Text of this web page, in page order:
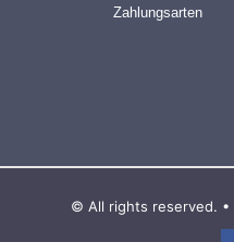
Zahlungsarten
© All rights reserved.